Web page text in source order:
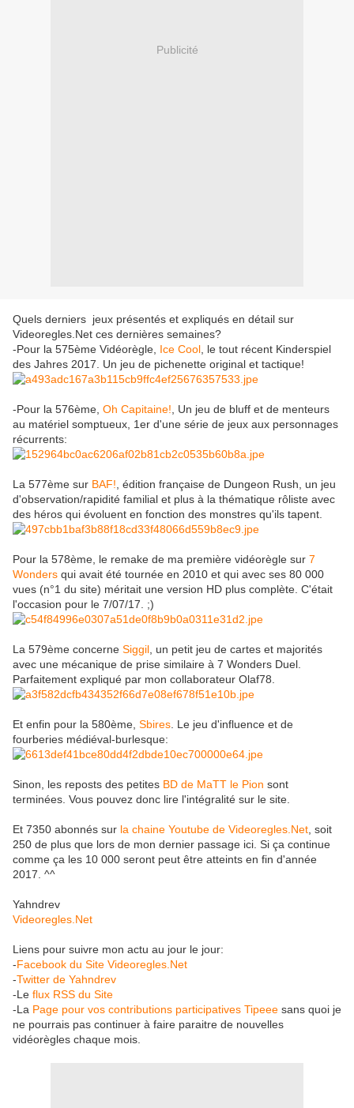
Publicité
Quels derniers jeux présentés et expliqués en détail sur
Videoregles.Net ces dernières semaines?
-Pour la 575ème Vidéorègle, Ice Cool , le tout récent Kinderspiel
des Jahres 2017. Un jeu de pichenette original et tactique!
-Pour la 576ème, Oh Capitaine! , Un jeu de bluff et de menteurs
au matériel somptueux, 1er d'une série de jeux aux personnages
récurrents:
La 577ème sur BAF! , édition française de Dungeon Rush, un jeu
d'observation/rapidité familial et plus à la thématique rôliste avec
des héros qui évoluent en fonction des monstres qu'ils tapent.
Pour la 578ème, le remake de ma première vidéorègle sur 7
Wonders qui avait été tournée en 2010 et qui avec ses 80 000
vues (n°1 du site) méritait une version HD plus complète. C'était
l'occasion pour le 7/07/17. ;)
La 579ème concerne Siggil , un petit jeu de cartes et majorités
avec une mécanique de prise similaire à 7 Wonders Duel.
Parfaitement expliqué par mon collaborateur Olaf78.
Et enfin pour la 580ème, Sbires . Le jeu d'influence et de
fourberies médiéval-burlesque:
Sinon, les reposts des petites BD de MaTT le Pion sont
terminées. Vous pouvez donc lire l'intégralité sur le site.
Et 7350 abonnés sur la chaine Youtube de Videoregles.Net , soit
250 de plus que lors de mon dernier passage ici. Si ça continue
comme ça les 10 000 seront peut être atteints en fin d'année
2017. ^^
Yahndrev
Videoregles.Net
Liens pour suivre mon actu au jour le jour:
-Facebook du Site Videoregles.Net
-Twitter de Yahndrev
-Le flux RSS du Site
-La Page pour vos contributions participatives Tipeee sans quoi je
ne pourrais pas continuer à faire paraitre de nouvelles
vidéorègles chaque mois.